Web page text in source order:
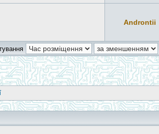
Androntii